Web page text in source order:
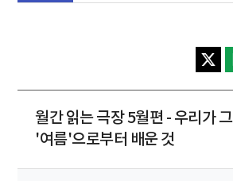
월간 읽는 극장 5월편 - 우리가 그
'여름'으로부터 배운 것